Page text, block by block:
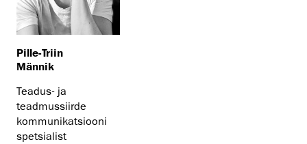
Pille-Triin
Männik
Teadus- ja
teadmussiirde
kommunikatsiooni
spetsialist